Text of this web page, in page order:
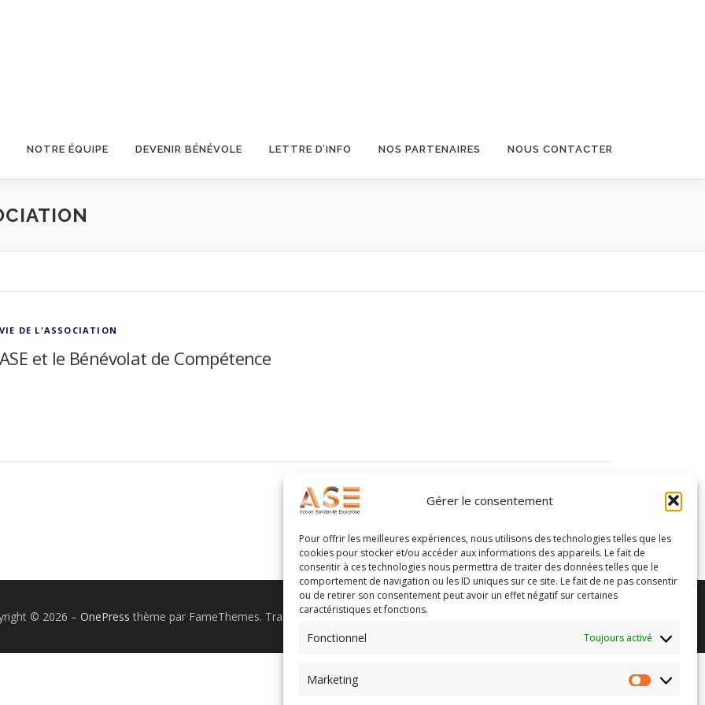
Gérer le consentement
Pour offrir les meilleures expériences, nous utilisons des technologies telles que les
cookies pour stocker et/ou accéder aux informations des appareils. Le fait de
consentir à ces technologies nous permettra de traiter des données telles que le
comportement de navigation ou les ID uniques sur ce site. Le fait de ne pas consentir
ou de retirer son consentement peut avoir un effet négatif sur certaines
caractéristiques et fonctions.
Fonctionnel Toujours activé
Marketing
Marketing
NOTRE ÉQUIPE DEVENIR BÉNÉVOLE LETTRE D’INFO NOS PARTENAIRES NOUS CONTACTER
VIE DE L'ASSOCIATION
ASE et le Bénévolat de Compétence
ARTICLES PLUS RÉCENTS
© 2026 – OnePress thème par FameThemes. Traduit par Wp Trads.